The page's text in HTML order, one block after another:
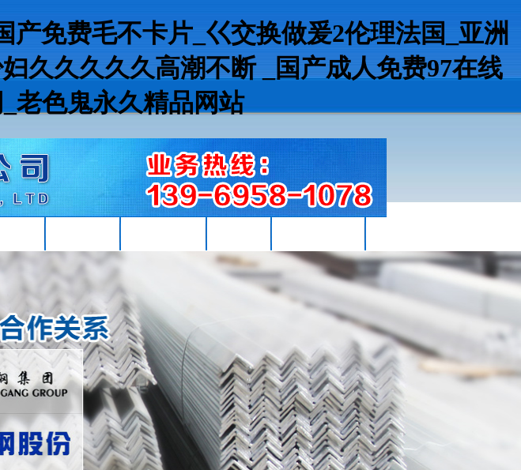
免费毛不卡片_巜交换做爰2伦理法国_亚洲
久久久久久高潮不断 _国产成人免费97在线
老色鬼永久精品网站